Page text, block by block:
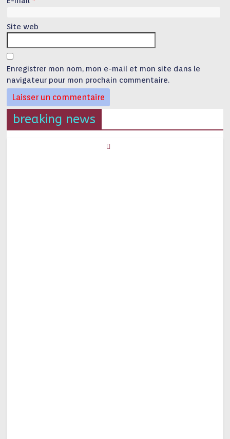
Site web
Enregistrer mon nom, mon e-mail et mon site dans le
navigateur pour mon prochain commentaire.
breaking news